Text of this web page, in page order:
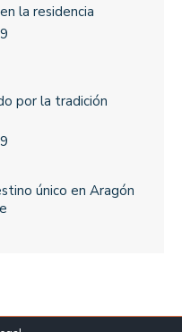
la residencia
por la tradición
único en Aragón